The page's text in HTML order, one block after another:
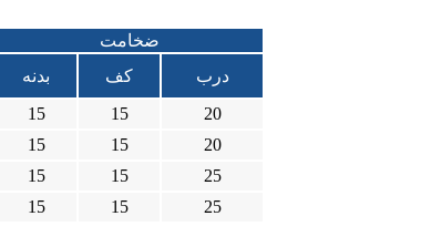
ضخامت
بدنه کف
درب
15 15
20
15 15
20
15 15
25
15 15 25